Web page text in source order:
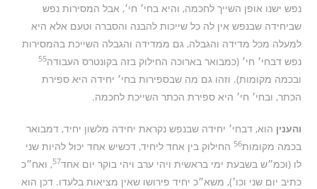
נפש ישנו אופן השייך לחכמה, והיא בחי׳ חי׳, אבל המסירות נפש
שביחידה שבנפש אין לה כל שייכות להבנה והסברה וטעם אלא היא
למעלה מכל מדידה והגבלה, גם ממדידה והגבלה השייכת בהמסירות
נפש דבחי׳ חי׳ (כמבואר בארוכה החילוק בזה בקונטרס העבודה55
ובכמה מקומות). וזהו גם מה שבספירות בחי׳ יחידה היא ספירת
הכתר, ובחי׳ חי׳ היא ספירת הכתר השייכת לחכמה.
והענין הוא, דבחי׳ יחידה שבנפש נקראת יחידה מלשון יחיד, דמבואר
בכמה מקומות56 החילוק בין אחד ליחיד, דכשיש אחד יכול להיות שני
לו (וכמ״ש בשבעת ימי בראשית ויהי ערב ויהי בוקר יום אחד57, ואח״כ
כתיב יום שני וכו׳), משא״כ יחיד פירושו שאין מציאות בלעדו. דכן הוא